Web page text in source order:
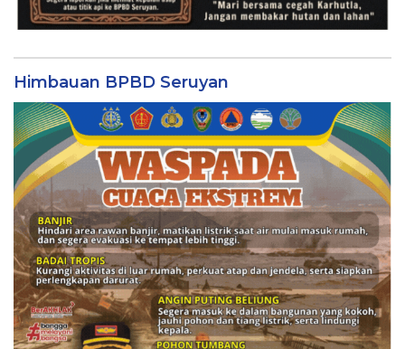
Himbauan BPBD Seruyan